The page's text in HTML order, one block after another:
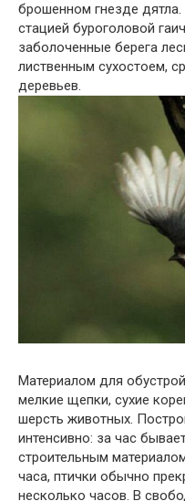
брошенном гнезде
стацией буроголовой
заболоченные берега
лиственным сухостоем,
деревьев.
Материалом для
мелкие щепки, сухие
шерсть животных.
интенсивно: за час
строительным
часа, птички обычно
несколько часов. В